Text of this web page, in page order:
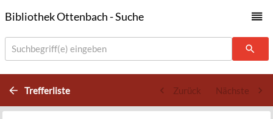
Bibliothek Ottenbach - Suche
Suchbegriff(e) eingeben
Trefferliste Zurück Nächste